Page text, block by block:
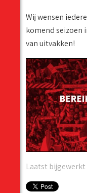
Wij wensen
komend seizoen
van uitvakken!
Laatst bijgewerkt